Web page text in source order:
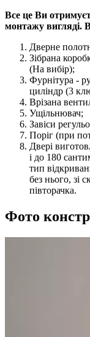
Все це Ви
монтажу вигляді.
Дверне
Зібрана
(На вибір);
Фурнітура -
циліндр (3
Врізана
Ущільнювач;
Завіси
Поріг (при
Двері
і до 180
тип
без нього, зі
півторачка.
Фото